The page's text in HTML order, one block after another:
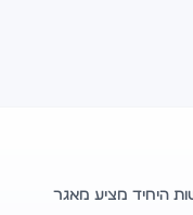
היחיד מציע מאגר